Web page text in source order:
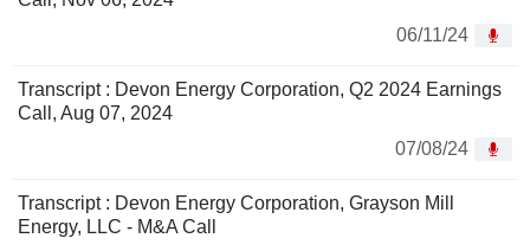
06/11/24
Transcript : Devon Energy Corporation, Q2 2024 Earnings
Call, Aug 07, 2024
07/08/24
Transcript : Devon Energy Corporation, Grayson Mill
Energy, LLC - M&A Call